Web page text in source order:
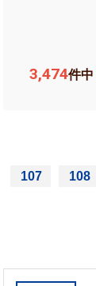
3,474件中
107 108